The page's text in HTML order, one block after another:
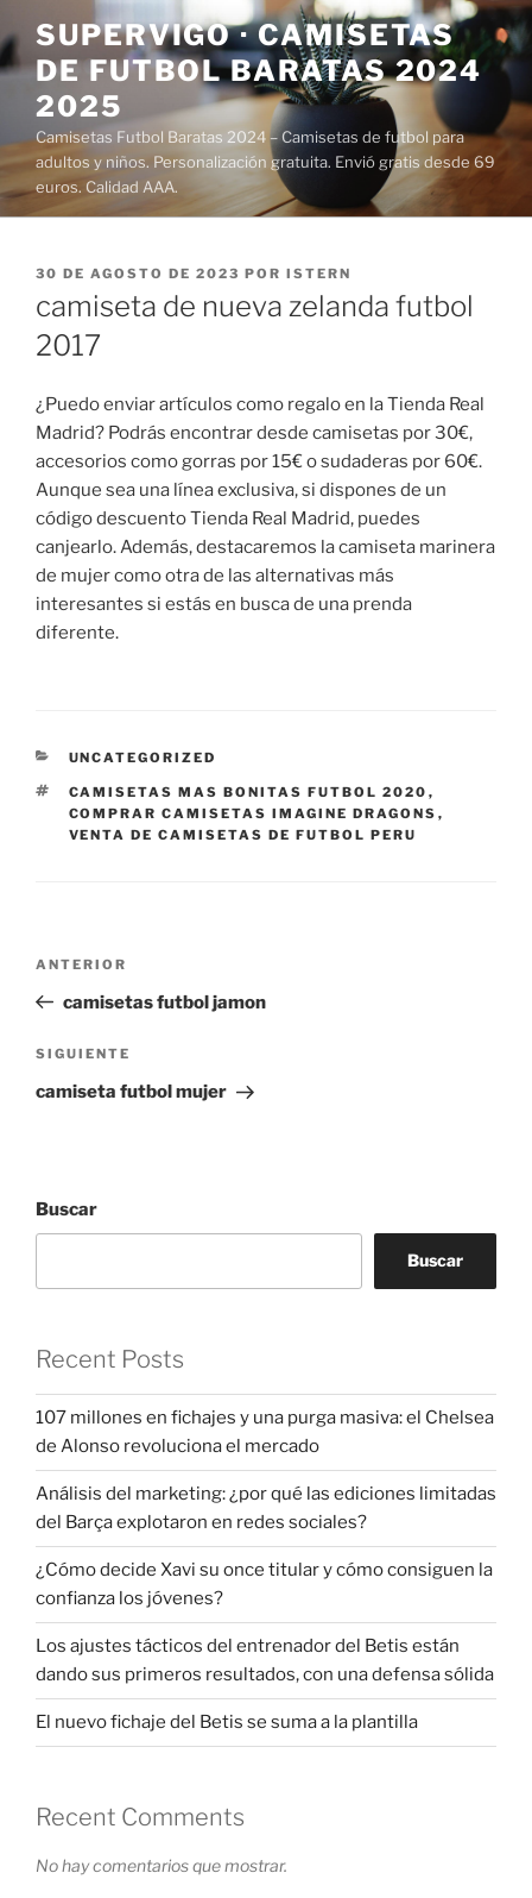
al
contenido
SUPERVIGO · CAMISETAS
DE FUTBOL BARATAS 2024
2025
Camisetas Futbol Baratas 2024 – Camisetas de futbol para
adultos y niños. Personalización gratuita. Envió gratis desde 69
euros. Calidad AAA.
PUBLICADO
30 DE AGOSTO DE 2023 POR ISTERN
camiseta de nueva zelanda futbol
2017
¿Puedo enviar artículos como regalo en la Tienda Real
Madrid? Podrás encontrar desde camisetas por 30€,
accesorios como gorras por 15€ o sudaderas por 60€.
Aunque sea una línea exclusiva, si dispones de un
código descuento Tienda Real Madrid, puedes
canjearlo. Además, destacaremos la camiseta marinera
de mujer como otra de las alternativas más
interesantes si estás en busca de una prenda
diferente.
CATEGORÍAS
UNCATEGORIZED
ETIQUETAS
CAMISETAS MAS BONITAS FUTBOL 2020 ,
COMPRAR CAMISETAS IMAGINE DRAGONS ,
VENTA DE CAMISETAS DE FUTBOL PERU
entradas
Entrada
anterior:
ANTERIOR
camisetas futbol jamon
Siguiente
entrada
SIGUIENTE
camiseta futbol mujer
Buscar
Buscar
Recent Posts
107 millones en fichajes y una purga masiva: el Chelsea
de Alonso revoluciona el mercado
Análisis del marketing: ¿por qué las ediciones limitadas
del Barça explotaron en redes sociales?
¿Cómo decide Xavi su once titular y cómo consiguen la
confianza los jóvenes?
Los ajustes tácticos del entrenador del Betis están
dando sus primeros resultados, con una defensa sólida
El nuevo fichaje del Betis se suma a la plantilla
Recent Comments
No hay comentarios que mostrar.